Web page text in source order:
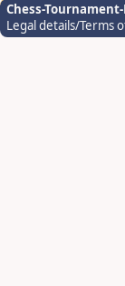
Chess-
Legal details/Terms